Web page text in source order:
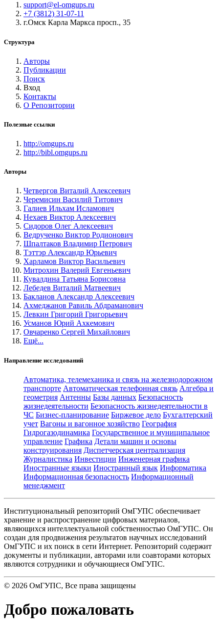
support@el-omgups.ru
+7 (3812) 31-07-11
г.Омск Карла Маркса просп., 35
Структура
Авторы
Публикации
Поиск
Вход
Контакты
О Репозитории
Полезные ссылки
http://omgups.ru
http://bibl.omgups.ru
Авторы
Четвергов Виталий Алексеевич
Черемисин Василий Титович
Галиев Ильхам Исламович
Нехаев Виктор Алексеевич
Сидоров Олег Алексеевич
Ведрученко Виктор Родионович
Шпалтаков Владимир Петрович
Тэттэр Александр Юрьевич
Харламов Виктор Васильевич
Митрохин Валерий Евгеньевич
Кувалдина Татьяна Борисовна
Лебедев Виталий Матвеевич
Бакланов Александр Алексеевич
Ахмеджанов Равиль Абдраманович
Левкин Григорий Григорьевич
Усманов Юрий Ахкемович
Овчаренко Сергей Михайлович
Ещё...
Направление исследований
Автоматика, телемеханика и связь на железнодорожном
транспорте Автоматическая телефонная связь Алгебра и
геометрия Антенны Базы данных Безопасность
жизнедеятельности Безопасность жизнедеятельности в
ЧС Бизнес-планирование Биржевое дело Бухгалтерский
учет Вагоны и вагонное хозяйство География
Гидрогазодинамика Государственное и муниципальное
управление Графика Детали машин и основы
конструирования Диспетчерская централизация
Журналистика Инвестиции Инженерная графика
Иностранные языки Иностранный язык Информатика
Информационная безопасность Информационный
менеджмент
Институциональный репозиторий ОмГУПС обеспечивает
хранение и распространение цифровых материалов,
являющихся интеллектуальной собственностью ОмГУПС. Он
создан для продвижения результатов научных исследований
ОмГУПС и их поиск в сети Интернет. Репозиторий содержит
документы и публикации, авторами или соавторами которых
являются сотрудники и обучающиеся ОмГУПС.
© 2026 ОмГУПС, Все права защищены
Добро пожаловать